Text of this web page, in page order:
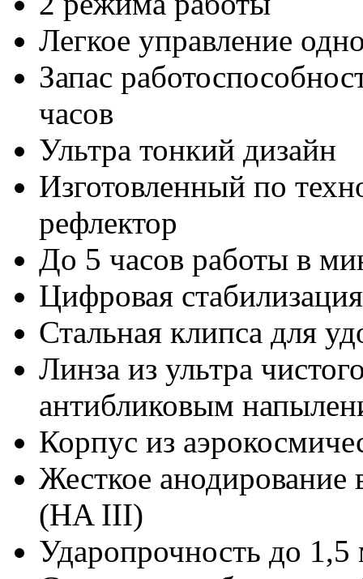
Легкое управление
Запас
часов
Ультра тонкий дизайн
Изготовленный по
рефлектор
До 5 часов работы в
Цифровая
Стальная клипса для
Линза из ультра
антибликовым
Корпус из
Жесткое анодирование
(HA III)
Ударопрочность до 1,5